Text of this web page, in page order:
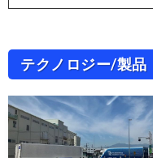
テクノロジー/製品